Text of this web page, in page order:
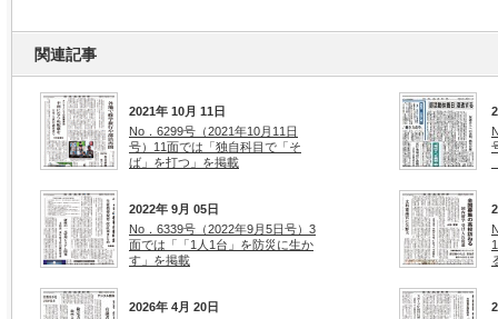
関連記事
2021年 10月 11日
No．6299号（2021年10月11日
号）11面では「独自科目で「そ
ば」を打つ」を掲載
2022年 9月 05日
No．6339号（2022年9月5日号）3
面では「「1人1台」を防災に生か
す」を掲載
2026年 4月 20日